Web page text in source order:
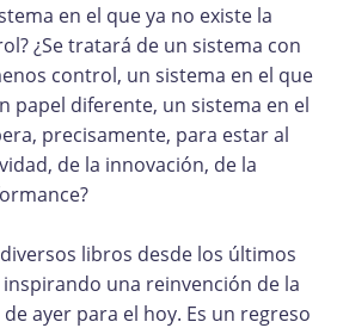
en el que ya no existe la
¿Se tratará de un sistema con
control, un sistema en el que
papel diferente, un sistema en el
precisamente, para estar al
de la innovación, de la
libros desde los últimos
una reinvención de la
ayer para el hoy. Es un regreso